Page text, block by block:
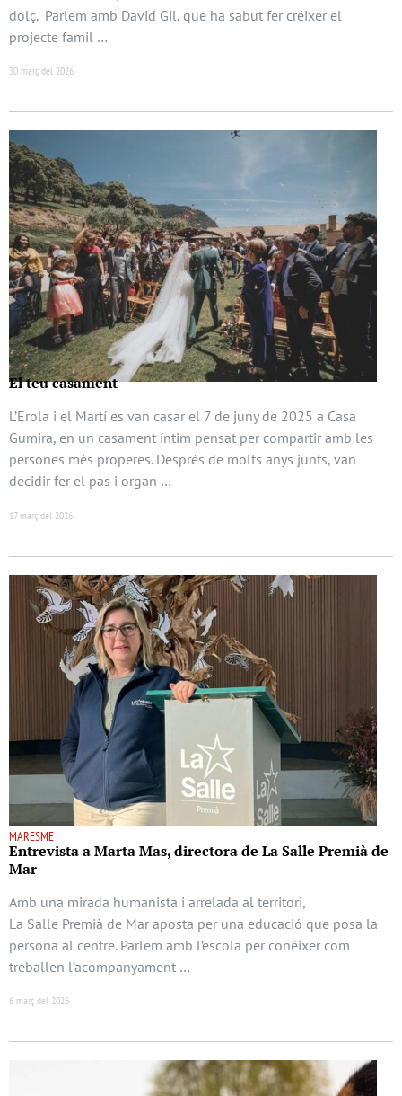
dolç. Parlem amb David Gil, que ha sabut fer créixer el
projecte famil …
30 març del 2026
El teu casament
L’Erola i el Martí es van casar el 7 de juny de 2025 a Casa
Gumira, en un casament íntim pensat per compartir amb les
persones més properes. Després de molts anys junts, van
decidir fer el pas i organ …
17 març del 2026
MARESME
Entrevista a Marta Mas, directora de La Salle Premià de
Mar
Amb una mirada humanista i arrelada al territori,
La Salle Premià de Mar aposta per una educació que posa la
persona al centre. Parlem amb l’escola per conèixer com
treballen l’acompanyament …
6 març del 2026